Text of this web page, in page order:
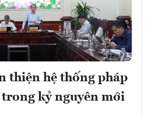
thiện hệ thống pháp
kỷ nguyên mới